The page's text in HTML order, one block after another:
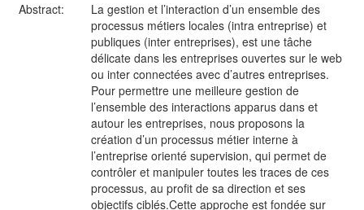
Abstract:
La gestion et l’interaction d’un ensemble des
processus métiers locales (intra entreprise) et
publiques (inter entreprises), est une tâche
délicate dans les entreprises ouvertes sur le web
ou inter connectées avec d’autres entreprises.
Pour permettre une meilleure gestion de
l’ensemble des interactions apparus dans et
autour les entreprises, nous proposons la
création d’un processus métier interne à
l’entreprise orienté supervision, qui permet de
contrôler et manipuler toutes les traces de ces
processus, au profit de sa direction et ses
objectifs ciblés.Cette approche est fondée sur